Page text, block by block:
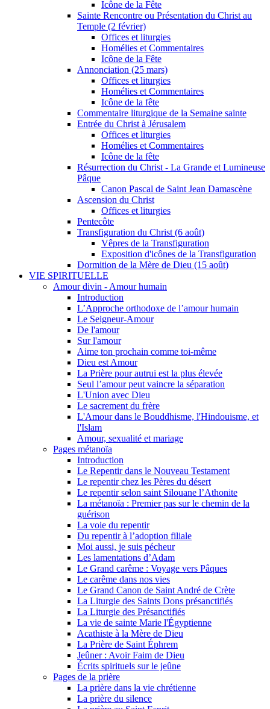
Icône de la Fête
Sainte Rencontre ou Présentation du Christ au
Temple (2 février)
Offices et liturgies
Homélies et Commentaires
Icône de la Fête
Annonciation (25 mars)
Offices et liturgies
Homélies et Commentaires
Icône de la fête
Commentaire liturgique de la Semaine sainte
Entrée du Christ à Jérusalem
Offices et liturgies
Homélies et Commentaires
Icône de la fête
Résurrection du Christ - La Grande et Lumineuse
Pâque
Canon Pascal de Saint Jean Damascène
Ascension du Christ
Offices et liturgies
Pentecôte
Transfiguration du Christ (6 août)
Vêpres de la Transfiguration
Exposition d'icônes de la Transfiguration
Dormition de la Mère de Dieu (15 août)
VIE SPIRITUELLE
Amour divin - Amour humain
Introduction
L’Approche orthodoxe de l’amour humain
Le Seigneur-Amour
De l'amour
Sur l'amour
Aime ton prochain comme toi-même
Dieu est Amour
La Prière pour autrui est la plus élevée
Seul l’amour peut vaincre la séparation
L'Union avec Dieu
Le sacrement du frère
L'Amour dans le Bouddhisme, l'Hindouisme, et
l'Islam
Amour, sexualité et mariage
Pages métanoïa
Introduction
Le Repentir dans le Nouveau Testament
Le repentir chez les Pères du désert
Le repentir selon saint Silouane l’Athonite
La métanoïa : Premier pas sur le chemin de la
guérison
La voie du repentir
Du repentir à l’adoption filiale
Moi aussi, je suis pécheur
Les lamentations d’Adam
Le Grand carême : Voyage vers Pâques
Le carême dans nos vies
Le Grand Canon de Saint André de Crète
La Liturgie des Saints Dons présanctifiés
La Liturgie des Présanctifiés
La vie de sainte Marie l'Égyptienne
Acathiste à la Mère de Dieu
La Prière de Saint Éphrem
Jeûner : Avoir Faim de Dieu
Écrits spirituels sur le jeûne
Pages de la prière
La prière dans la vie chrétienne
La prière du silence